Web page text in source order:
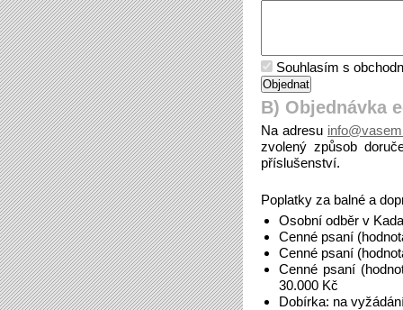
Souhlasím s
B) Objednávka
Na adresu
zvolený způsob
příslušenství.
Poplatky za balné a
Osobní odběr v
Cenné psaní
Cenné psaní
Cenné psaní
30.000 Kč
Dobírka: na